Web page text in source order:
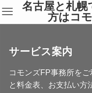
名古屋と札幌
方はコ
サービス案内
コモンズFP事務所を
と料金表、お支払い方